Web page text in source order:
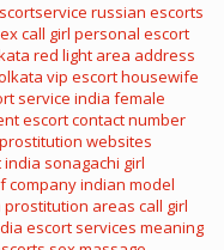
russian escorts
call girl personal escort
red light area address
vip escorthousewife
service india female
escortcontact number
prostitution websites
india sonagachi girl
companyindian model
prostitution areas call girl
escort services meaning